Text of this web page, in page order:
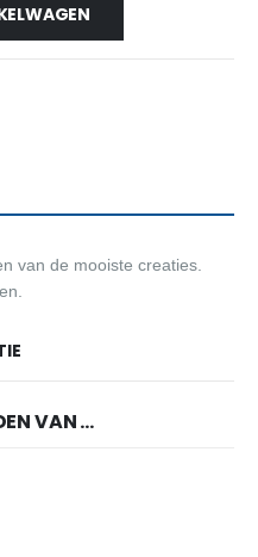
van de mooiste creaties.
VAN …